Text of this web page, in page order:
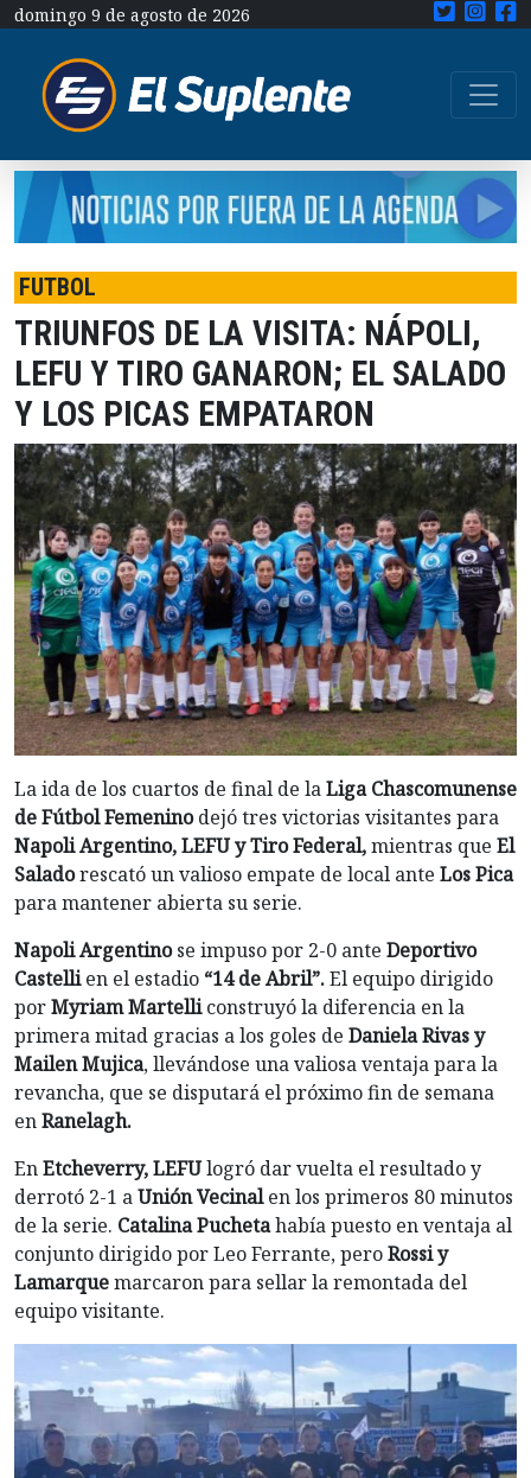
domingo 9 de agosto de 2026
FUTBOL
TRIUNFOS DE LA VISITA: NÁPOLI,
LEFU Y TIRO GANARON; EL SALADO
Y LOS PICAS EMPATARON
La ida de los cuartos de final de laLiga Chascomunense
de Fútbol Femeninodejó tres victorias visitantes para
Napoli Argentino, LEFU y Tiro Federal,mientras que El
Saladorescató un valioso empate de local ante Los Pica
para mantener abierta su serie.
Napoli Argentinose impuso por 2-0 ante Deportivo
Castellien el estadio “14 de Abril”.El equipo dirigido
porMyriam Martelliconstruyó la diferencia en la
primera mitad gracias a los goles de Daniela Rivas y
Mailen Mujica, llevándose una valiosa ventaja para la
revancha, que se disputará el próximo fin de semana
enRanelagh.
EnEtcheverry, LEFUlogró dar vuelta el resultado y
derrotó 2-1 aUnión Vecinalen los primeros 80 minutos
de la serie. Catalina Puchetahabía puesto en ventaja al
conjunto dirigido por Leo Ferrante, peroRossi y
Lamarquemarcaron para sellar la remontada del
equipo visitante.